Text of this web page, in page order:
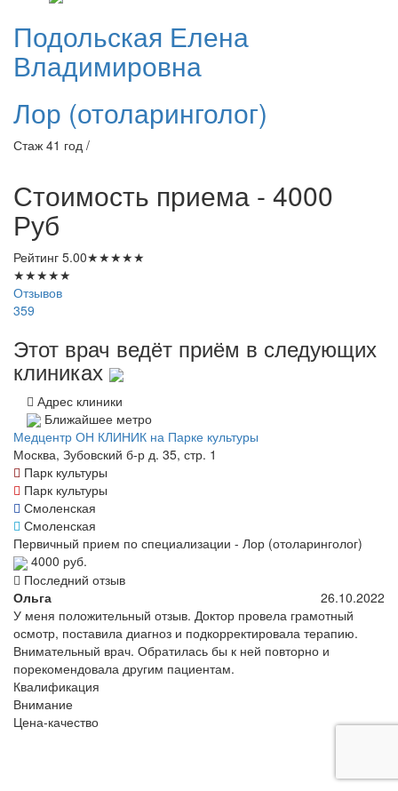
Подольская Елена
Владимировна
Лор (отоларинголог)
Стаж 41 год /
Стоимость приема - 4000
Руб
Рейтинг 5.00★★★★★
★★★★★
Отзывов
359
Этот врач ведёт приём в следующих
клиниках
Адрес клиники
Ближайшее метро
Медцентр ОН КЛИНИК на Парке культуры
Москва, Зубовский б-р д. 35, стр. 1
Парк культуры
Парк культуры
Смоленская
Смоленская
Первичный прием по специализации - Лор (отоларинголог)
4000 руб.
Последний отзыв
Ольга
26.10.2022
У меня положительный отзыв. Доктор провела грамотный
осмотр, поставила диагноз и подкорректировала терапию.
Внимательный врач. Обратилась бы к ней повторно и
порекомендовала другим пациентам.
Квалификация
Внимание
Цена-качество